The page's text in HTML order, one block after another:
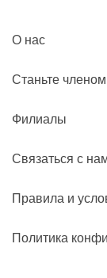
О нас
Станьте
Филиалы
Связаться с
Правила и
Политика